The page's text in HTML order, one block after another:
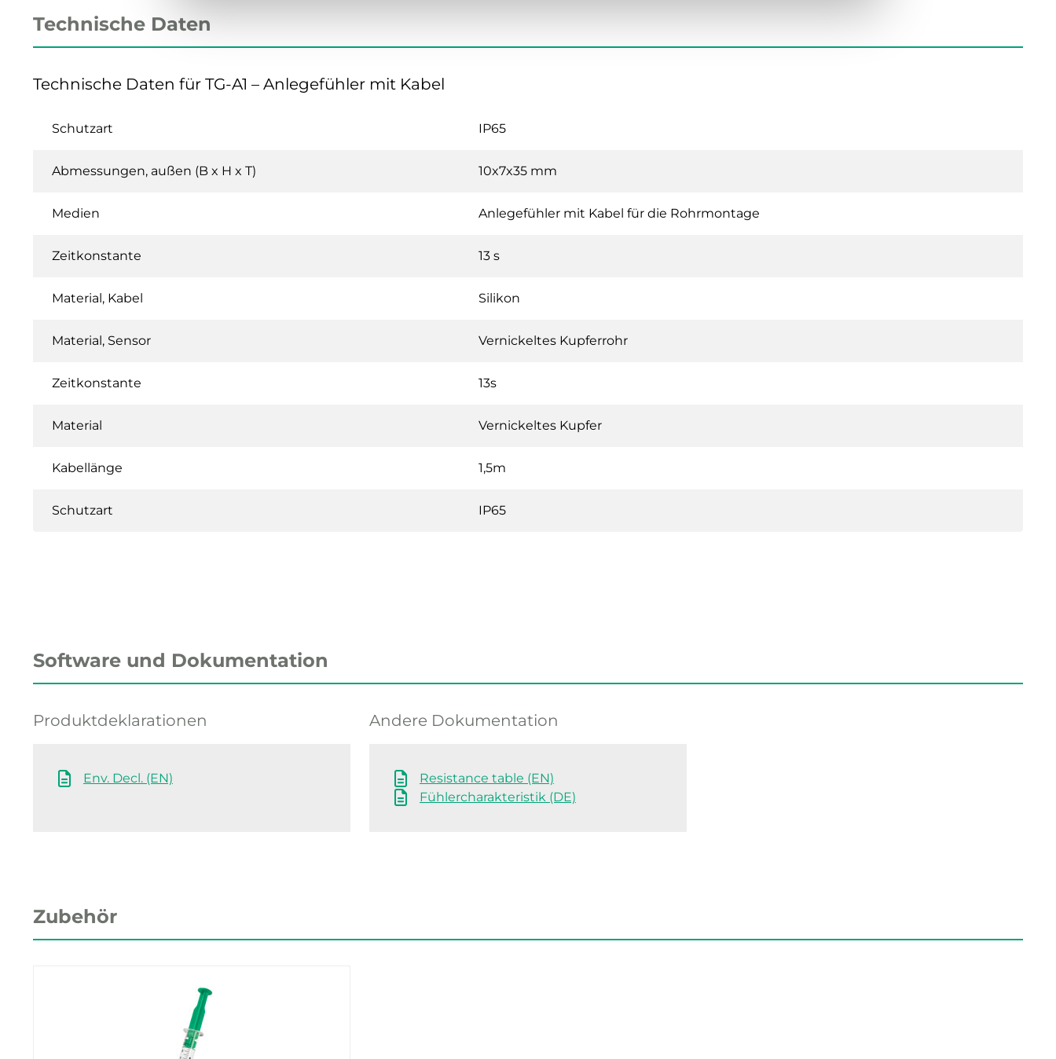
Technische Daten
Technische Daten für TG-A1 – Anlegefühler mit Kabel
Schutzart IP65
Abmessungen, außen (B x H x T) 10x7x35 mm
Medien Anlegefühler mit Kabel für die Rohrmontage
Zeitkonstante 13 s
Material, Kabel Silikon
Material, Sensor Vernickeltes Kupferrohr
Zeitkonstante 13s
Material Vernickeltes Kupfer
Kabellänge 1,5m
Schutzart IP65
Software und Dokumentation
Produktdeklarationen
Env. Decl. (EN)
Andere Dokumentation
Resistance table (EN)
Fühlercharakteristik (DE)
Zubehör